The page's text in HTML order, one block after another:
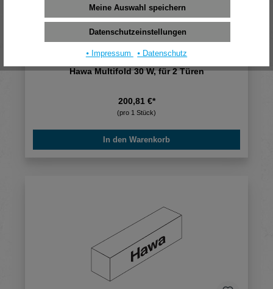
Hawa Multifold 30 W, für 2 Türen
200,81 €*
(pro 1 Stück)
In den Warenkorb
Meine Auswahl speichern
Datenschutzeinstellungen
⦁ Impressum ⦁ Datenschutz